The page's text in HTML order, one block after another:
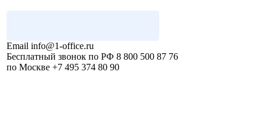
Email info@1-office.ru
Бесплатный звонок по РФ 8 800 500 87 76
по Москве +7 495 374 80 90